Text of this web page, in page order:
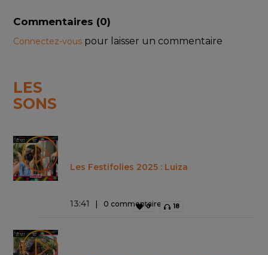
Commentaires (0)
Connectez-vous pour laisser un commentaire
LES
SONS
Les Festifolies 2025 : Luiza
13:41 0 commentaire
0 18